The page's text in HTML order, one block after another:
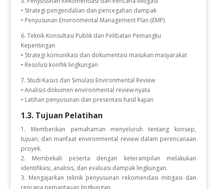
• Strategi pengendalian dan pencegahan dampak
• Penyusunan Environmental Management Plan (EMP)
6. Teknik Konsultasi Publik dan Pelibatan Pemangku
Kepentingan
• Strategi komunikasi dan dokumentasi masukan masyarakat
• Resolusi konflik lingkungan
7. Studi Kasus dan Simulasi Environmental Review
• Analisis dokumen environmental review nyata
• Latihan penyusunan dan presentasi hasil kajian
1.3. Tujuan Pelatihan
1. Memberikan pemahaman menyeluruh tentang konsep,
tujuan, dan manfaat environmental review dalam perencanaan
proyek.
2. Membekali peserta dengan keterampilan melakukan
identifikasi, analisis, dan evaluasi dampak lingkungan.
3. Mengajarkan teknik penyusunan rekomendasi mitigasi dan
rencana pemantauan lingkungan.